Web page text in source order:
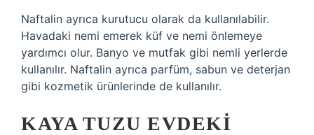
Naftalin ayrıca kurutucu olarak da kullanılabilir.
Havadaki nemi emerek küf ve nemi önlemeye
yardımcı olur. Banyo ve mutfak gibi nemli yerlerde
kullanılır. Naftalin ayrıca parfüm, sabun ve deterjan
gibi kozmetik ürünlerinde de kullanılır.
KAYA TUZU EVDEKI